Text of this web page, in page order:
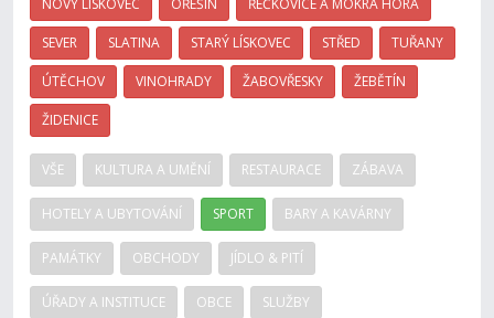
NOVÝ LÍSKOVEC OŘEŠÍN ŘEČKOVICE A MOKRÁ HORA
SEVER SLATINA STARÝ LÍSKOVEC STŘED TUŘANY
ÚTĚCHOV VINOHRADY ŽABOVŘESKY ŽEBĚTÍN
ŽIDENICE
VŠE KULTURA A UMĚNÍ RESTAURACE ZÁBAVA
HOTELY A UBYTOVÁNÍ SPORT BARY A KAVÁRNY
PAMÁTKY OBCHODY JÍDLO & PITÍ
ÚŘADY A INSTITUCE OBCE SLUŽBY